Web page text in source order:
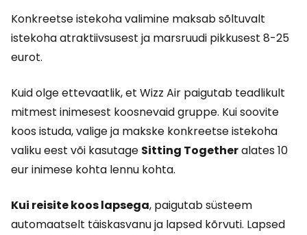
Konkreetse istekoha valimine maksab sõltuvalt
istekoha atraktiivsusest ja marsruudi pikkusest 8-25
eurot.
Kuid olge ettevaatlik, et Wizz Air paigutab teadlikult
mitmest inimesest koosnevaid gruppe. Kui soovite
koos istuda, valige ja makske konkreetse istekoha
valiku eest või kasutage Sitting Togetheralates 10
eur inimese kohta lennu kohta.
Kui reisite koos lapsega, paigutab süsteem
automaatselt täiskasvanu ja lapsed kõrvuti. Lapsed